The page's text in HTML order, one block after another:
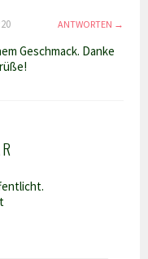
ANTWORTEN
Geschmack. Danke